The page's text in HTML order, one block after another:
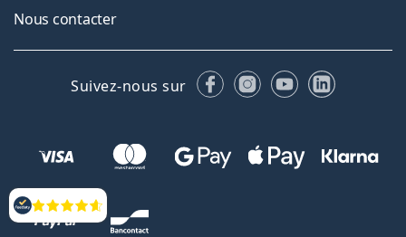
Évaluation
Nous contacter
Suivez-nous sur FacebookInstagram
YouTubeLinkedIn